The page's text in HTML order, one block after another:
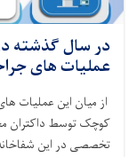
عملیات های
کوچک توسط داکتران
تخصصی در این